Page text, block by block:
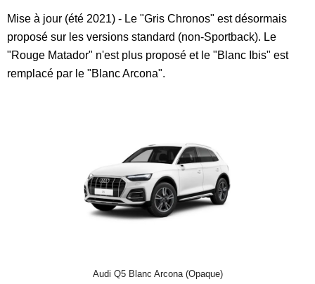
Mise à jour (été 2021) - Le "Gris Chronos" est désormais
proposé sur les versions standard (non-Sportback). Le
"Rouge Matador" n'est plus proposé et le "Blanc Ibis" est
remplacé par le "Blanc Arcona".
Audi Q5 Blanc Arcona (Opaque)